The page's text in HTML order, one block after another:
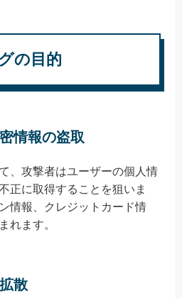
の目的
情報の盗取
、攻撃者はユーザーの個人情
正に取得することを狙いま
情報、クレジットカード情
れます。
散